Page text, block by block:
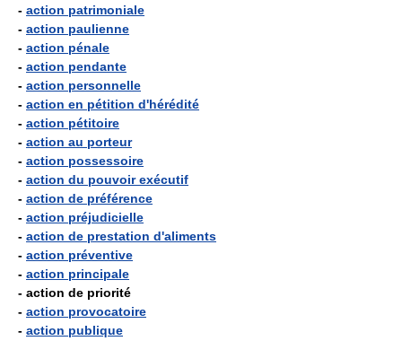
- action patrimoniale
- action paulienne
- action pénale
- action pendante
- action personnelle
- action en pétition d'hérédité
- action pétitoire
- action au porteur
- action possessoire
- action du pouvoir exécutif
- action de préférence
- action préjudicielle
- action de prestation d'aliments
- action préventive
- action principale
- action de priorité
- action provocatoire
- action publique